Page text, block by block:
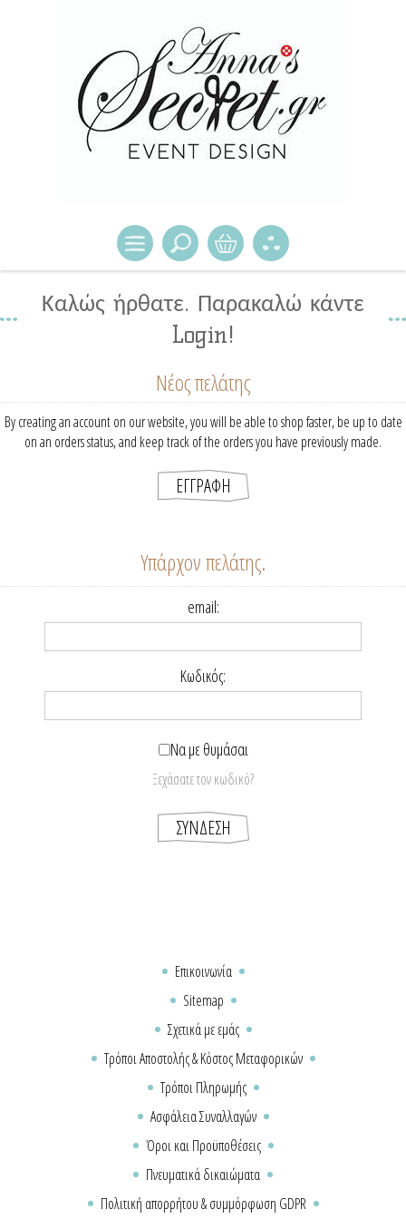
Καλώς ήρθατε. Παρακαλώ κάντε
Login!
Νέος πελάτης
By creating an account on our website, you will be able to shop faster, be up to date
on an orders status, and keep track of the orders you have previously made.
Υπάρχον πελάτης.
email:
Κωδικός:
Να με θυμάσαι
Ξεχάσατε τον κωδικό?
Επικοινωνία
Sitemap
Σχετικά με εμάς
Τρόποι Αποστολής & Κόστος Μεταφορικών
Τρόποι Πληρωμής
Ασφάλεια Συναλλαγών
Όροι και Προϋποθέσεις
Πνευματικά δικαιώματα
Πολιτική απορρήτου & συμμόρφωση GDPR